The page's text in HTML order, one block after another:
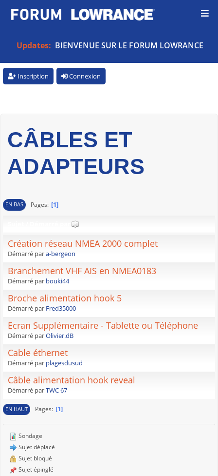
Updates: BIENVENUE SUR LE FORUM LOWRANCE
Inscription Connexion
CÂBLES ET
ADAPTEURS
EN BAS Pages 1
Création réseau NMEA 2000 complet
Démarré para-bergeon
Branchement VHF AIS en NMEA0183
Démarré par bouki44
Broche alimentation hook 5
Démarré par Fred35000
Ecran Supplémentaire - Tablette ou Téléphone
Démarré parOlivier.dB
Cable éthernet
Démarré par plagesdusud
Câble alimentation hook reveal
Démarré parTWC 67
EN HAUT Pages 1
Sondage
Sujet déplacé
Sujet bloqué
Sujet épinglé